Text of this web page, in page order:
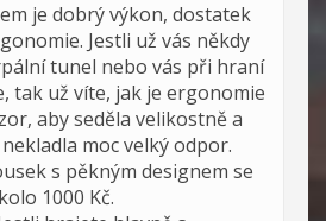
je dobrý výkon, dostatek
Jestli už vás někdy
tunel nebo vás při hraní
tak už víte, jak je ergonomie
aby seděla velikostně a
moc velký odpor.
s pěkným designem se
1000 Kč.